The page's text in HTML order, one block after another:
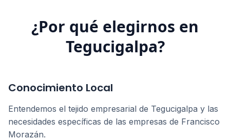
¿Por qué elegirnos en
Tegucigalpa?
Conocimiento Local
Entendemos el tejido empresarial de Tegucigalpa y las
necesidades específicas de las empresas de Francisco
Morazán.